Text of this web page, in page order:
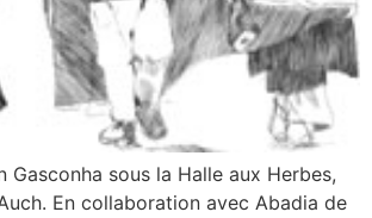
Gasconha sous la Halle aux Herbes,
En collaboration avec Abadia de